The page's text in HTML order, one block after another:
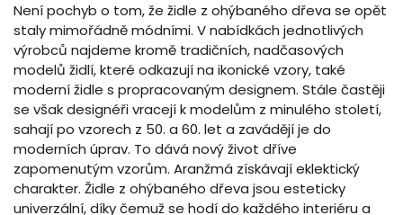
Není pochyb o tom, že židle z ohýbaného dřeva se opět
staly mimořádně módními. V nabídkách jednotlivých
výrobců najdeme kromě tradičních, nadčasových
modelů židlí, které odkazují na ikonické vzory, také
moderní židle s propracovaným designem. Stále častěji
se však designéři vracejí k modelům z minulého století,
sahají po vzorech z 50. a 60. let a zavádějí je do
moderních úprav. To dává nový život dříve
zapomenutým vzorům. Aranžmá získávají eklektický
charakter. Židle z ohýbaného dřeva jsou esteticky
univerzální, díky čemuž se hodí do každého interiéru a